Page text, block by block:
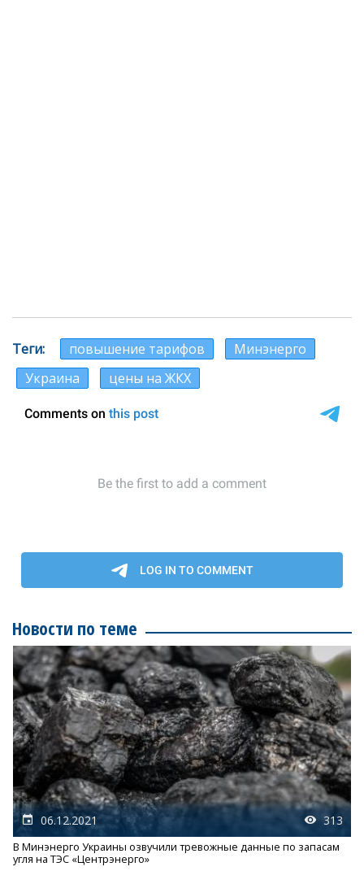
Теги повышение тарифов
Минэнерго
Украина
цены на ЖКХ
Новости по теме
06.12.2021 313
В Минэнерго Украины озвучили тревожные данные по запасам
угля на ТЭС «Центрэнерго»